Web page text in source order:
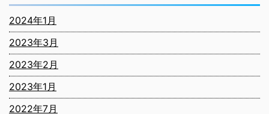
2024年1月
2023年3月
2023年2月
2023年1月
2022年7月